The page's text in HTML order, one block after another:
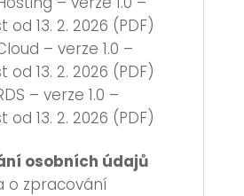
od 13. 2. 2026 (PDF)
– verze 1.0 –
od 13. 2. 2026 (PDF)
– verze 1.0 –
od 13. 2. 2026 (PDF)
osobních údajů
o zpracování